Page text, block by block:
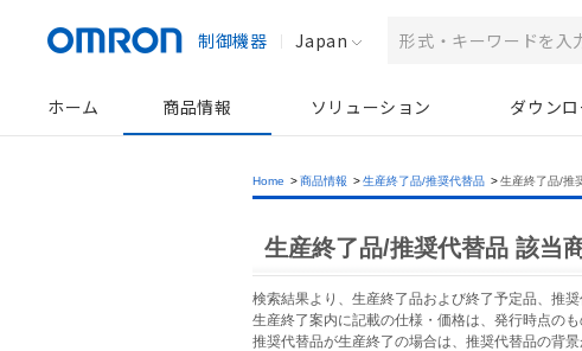
制御機器 Japan
ホーム 商品情報 ソリューション ダウンロ
Home >商品情報 >生産終了品/推奨代替品 >生産終了品/推
生産終了品/推奨代替品 該当
検索結果より、生産終了品および終了予定品、推
生産終了案内に記載の仕様・価格は、発行時点のも
推奨代替品が生産終了の場合は、推奨代替品の背景